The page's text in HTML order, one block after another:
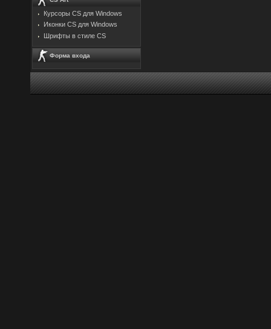
Курсоры CS для Windows
Иконки CS для Windows
Шрифты в стиле CS
Форма входа